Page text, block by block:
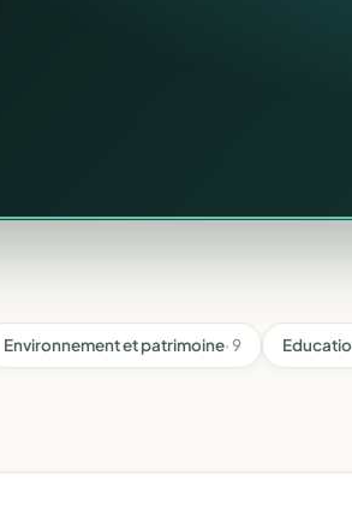
Environnement et patrimoine· 9